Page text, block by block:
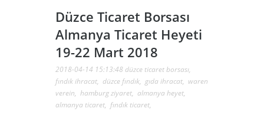
Düzce Ticaret Borsası
Almanya Ticaret Heyeti
19-22 Mart 2018
2018-04-14 15:13:48 düzce ticaret borsası,
fındık ihracat, düzce fındık, gıda ihracat, waren
verein, hamburg ziyaret, almanya heyet,
almanya ticaret, fındık ticaret,